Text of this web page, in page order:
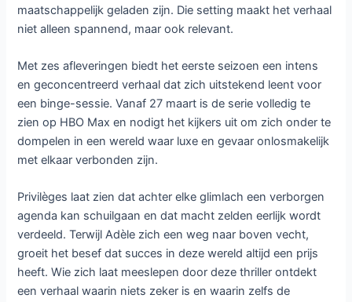
maatschappelijk geladen zijn. Die setting maakt het verhaal
niet alleen spannend, maar ook relevant.
Met zes afleveringen biedt het eerste seizoen een intens
en geconcentreerd verhaal dat zich uitstekend leent voor
een binge-sessie. Vanaf 27 maart is de serie volledig te
zien op HBO Max en nodigt het kijkers uit om zich onder te
dompelen in een wereld waar luxe en gevaar onlosmakelijk
met elkaar verbonden zijn.
Privilèges laat zien dat achter elke glimlach een verborgen
agenda kan schuilgaan en dat macht zelden eerlijk wordt
verdeeld. Terwijl Adèle zich een weg naar boven vecht,
groeit het besef dat succes in deze wereld altijd een prijs
heeft. Wie zich laat meeslepen door deze thriller ontdekt
een verhaal waarin niets zeker is en waarin zelfs de